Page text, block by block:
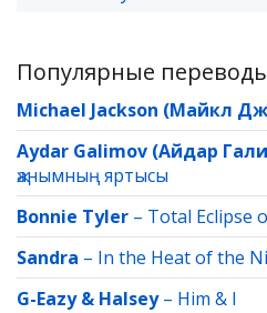
Популярные
Michael Jackson (Майкл
Aydar Galimov (Айдар
җанымның яртысы
Bonnie Tyler – Total Eclipse
Sandra – In the Heat of the
G-Eazy & Halsey– Him & I